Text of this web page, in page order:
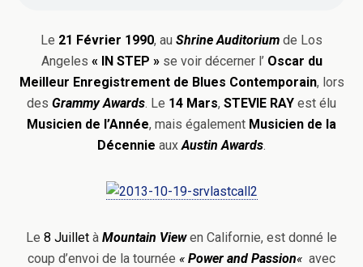
Le 21 Février 1990, au Shrine Auditorium de Los
Angeles « IN STEP » se voir décerner l’ Oscar du
Meilleur Enregistrement de Blues Contemporain, lors
des Grammy Awards. Le 14 Mars, STEVIE RAY est élu
Musicien de l’Année, mais également Musicien de la
Décennie auxAustin Awards.
Le 8 Juillet à Mountain Viewen Californie, est donné le
coup d’envoi de la tournée « Power and Passion« avec